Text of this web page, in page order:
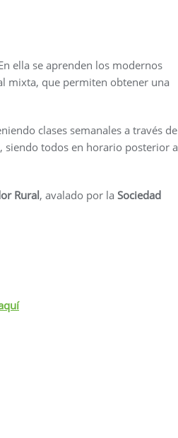
ella se aprenden los modernos
mixta, que permiten obtener una
clases semanales a través de
siendo todos en horario posterior a
Rural, avalado por la Sociedad